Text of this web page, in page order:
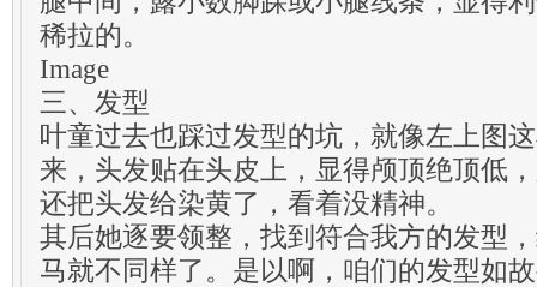
稀拉的。
Image
三、发型
叶童过去也踩过发型的坑，就像左上图
来，头发贴在头皮上，显得颅顶绝顶低
还把头发给染黄了，看着没精神。
其后她逐要领整，找到符合我方的发型
马就不同样了。是以啊，咱们的发型如